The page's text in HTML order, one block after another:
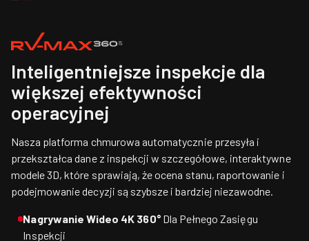
Inteligentniejsze inspekcje dla
większej efektywności
operacyjnej
Nasza platforma chmurowa automatycznie przesyła i
przekształca dane z inspekcji w szczegółowe, interaktywne
modele 3D, które sprawiają, że ocena stanu, raportowanie i
podejmowanie decyzji są szybsze i bardziej niezawodne.
Nagrywanie Wideo 4K 360°Dla Pełnego Zasięgu
Inspekcji